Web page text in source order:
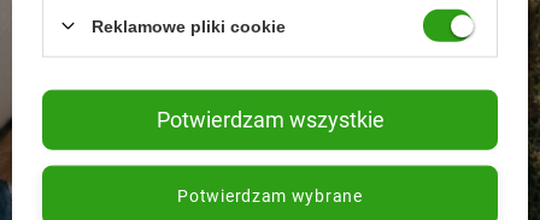
✔️ 5 kg – 280 g
Podawać w temperaturze pokojowej. Po otwarciu
przechowywać w lodówce i zużyć w ciągu 2 dni. Zapewnij
psu stały dostęp do świeżej wody.
Reklamowe pliki cookie
Potwierdzam wybrane
Potwierdzam wszystkie